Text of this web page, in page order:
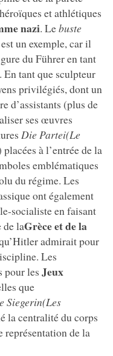
et athlétiques
nazi. Lebuste
un exemple, car il
du Führer en tant
tant que sculpteur
privilégiés, dont un
d’assistants (plus de
ses œuvres
Die Partei(Le
placées à l’entrée de la
emblématiques
du régime. Les
ont également
socialiste en faisant
de laGrèce et de la
admirait pour
Les
pour les Jeux
que
Siegerin(Les
la centralité du corps
représentation de la